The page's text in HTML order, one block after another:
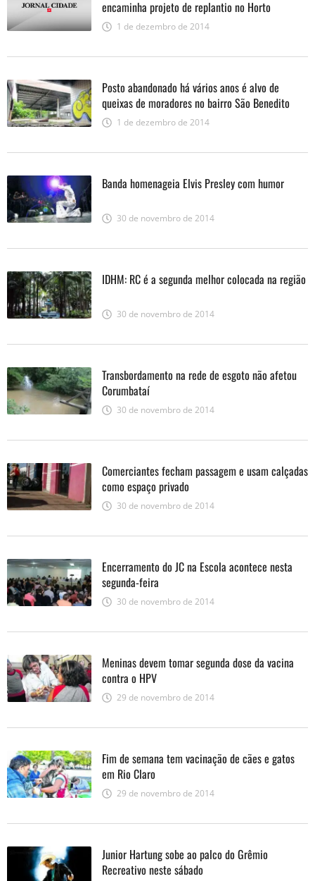
encaminha projeto de replantio no Horto
1 de dezembro de 2014
Posto abandonado há vários anos é alvo de
queixas de moradores no bairro São Benedito
1 de dezembro de 2014
Banda homenageia Elvis Presley com humor
30 de novembro de 2014
IDHM: RC é a segunda melhor colocada na região
30 de novembro de 2014
Transbordamento na rede de esgoto não afetou
Corumbataí
30 de novembro de 2014
Comerciantes fecham passagem e usam calçadas
como espaço privado
30 de novembro de 2014
Encerramento do JC na Escola acontece nesta
segunda-feira
30 de novembro de 2014
Meninas devem tomar segunda dose da vacina
contra o HPV
29 de novembro de 2014
Fim de semana tem vacinação de cães e gatos
em Rio Claro
29 de novembro de 2014
Junior Hartung sobe ao palco do Grêmio
Recreativo neste sábado